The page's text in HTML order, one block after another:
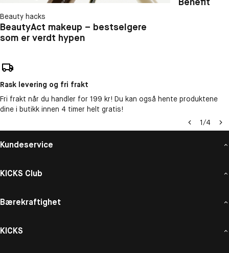
Beauty hacks
BeautyAct makeup – bestselgere
som er verdt hypen
Rask levering og fri frakt
Fri frakt når du handler for 199 kr! Du kan også hente produktene
dine i butikk innen 4 timer helt gratis!
1/4
Kundeservice
KICKS Club
Bærekraftighet
KICKS